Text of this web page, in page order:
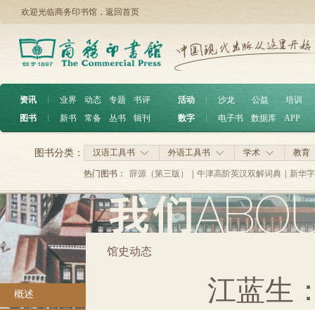
欢迎光临商务印书馆， 返回首页
资讯 ︱ 业界 动态 专题
书评
图书
︱ 新书 常备 丛书 辑刊
活动 沙龙 公益
培训
数字
电子书 数据库 APP
汉语工具书 外语工具书 学术 教育
图书分类：
热门图书： 辞源（第三版） 牛津高阶英汉双解词典 新华
概述
馆史动态
江蓝生